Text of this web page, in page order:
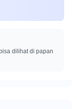
dilihat di papan